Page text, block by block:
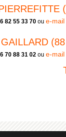
82 55 33 70 oue-mail
70 88 31 02 oue-mail